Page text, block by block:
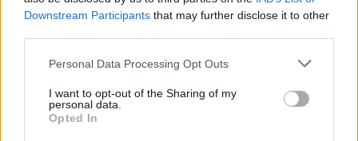
Downstream Participants that may further disclose it to other
Personal Data Processing Opt Outs
I want to opt-out of the Sharing of my
personal data.
Opted In